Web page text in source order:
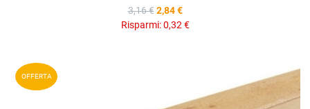
3,16 € 2,84 €
Risparmi:0,32 €
OFFERTA